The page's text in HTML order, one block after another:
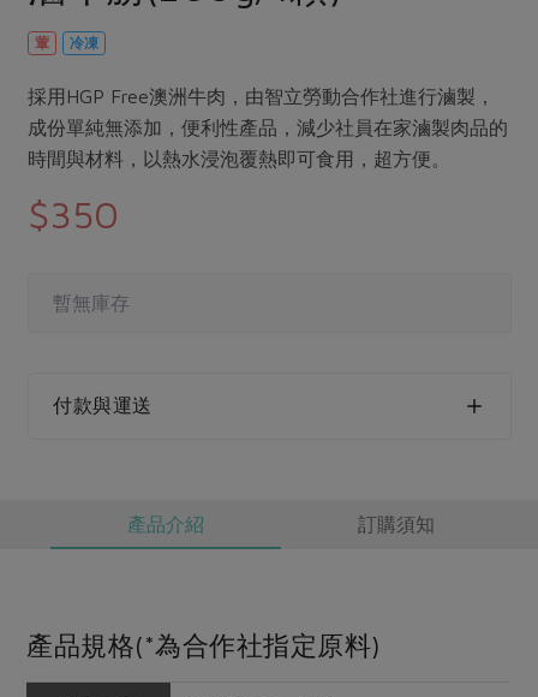
美妝保養 個人清潔
家庭清潔 織品
日用品
最新產品
主題食譜
年菜食譜
高麗菜海鮮煎餅
主婦聯盟X樂齡網特約優惠案
2024農業發展計畫年度報告
更多議題活動
減添加物 減塑減廢
公益金
更多議題
生活者e週報
綠主張月刊
社員權益
社務專區
選舉專區
媒體報導
地區活動
葷 冷凍
採用HGP Free澳洲牛肉，由智立勞動合作社進行滷製，
成份單純無添加，便利性產品，減少社員在家滷製肉品的
時間與材料，以熱水浸泡覆熱即可食用，超方便。
$350
暫無庫存
付款與運送
產品介紹 訂購須知
產品規格(*為合作社指定原料)